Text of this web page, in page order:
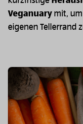
Veganuarymit, um
eigenen Tellerrand